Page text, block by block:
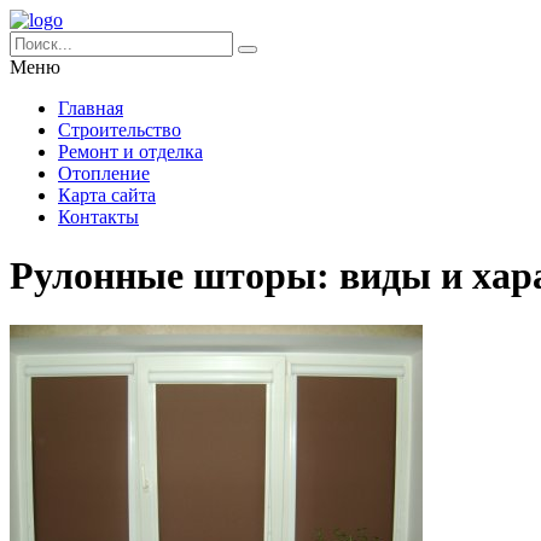
Меню
Главная
Строительство
Ремонт и отделка
Отопление
Карта сайта
Контакты
Рулонные шторы: виды и